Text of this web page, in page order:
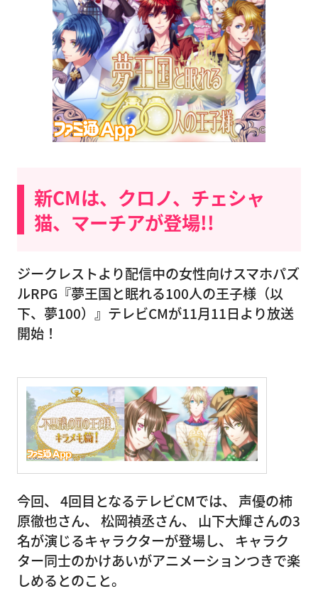
新CMは、クロノ、チェシャ
猫、マーチアが登場!!
ジークレストより配信中の女性向けスマホパズ
ルRPG『夢王国と眠れる100人の王子様（以
下、夢100）』テレビCMが11月11日より放送
開始！
今回、 4回目となるテレビCMでは、 声優の柿
原徹也さん、 松岡禎丞さん、 山下大輝さんの3
名が演じるキャラクターが登場し、 キャラク
ター同士のかけあいがアニメーションつきで楽
しめるとのこと。